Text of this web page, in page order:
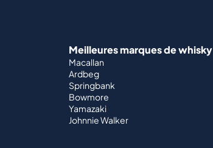
Meilleures marques de whisky
Macallan
Ardbeg
Springbank
Bowmore
Yamazaki
Johnnie Walker